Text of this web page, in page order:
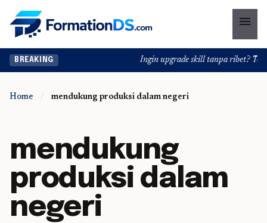
menu
BREAKING Ingin upgrade skill tanpa ribet?
Home / mendukung produksi dalam negeri
mendukung
produksi dalam
negeri